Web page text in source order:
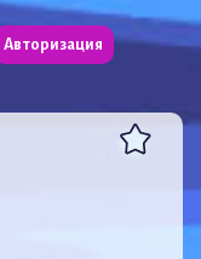
Авторизация